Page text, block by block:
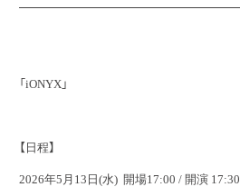
「iONYX」
【日程】
2026年5月13日(水) 開場17:00 / 開演 17:30